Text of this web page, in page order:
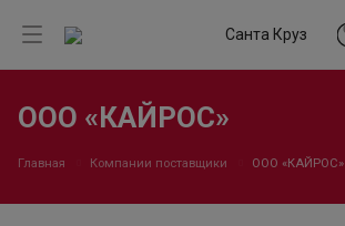
Санта Круз
ООО «КАЙРОС»
Главная Компании поставщики ООО «КАЙРОС»